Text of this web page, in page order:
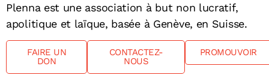
Plenna est une association à but non lucratif,
apolitique et laïque, basée à Genève, en Suisse.
FAIRE UN
DON
CONTACTEZ-
NOUS
PROMOUVOIR